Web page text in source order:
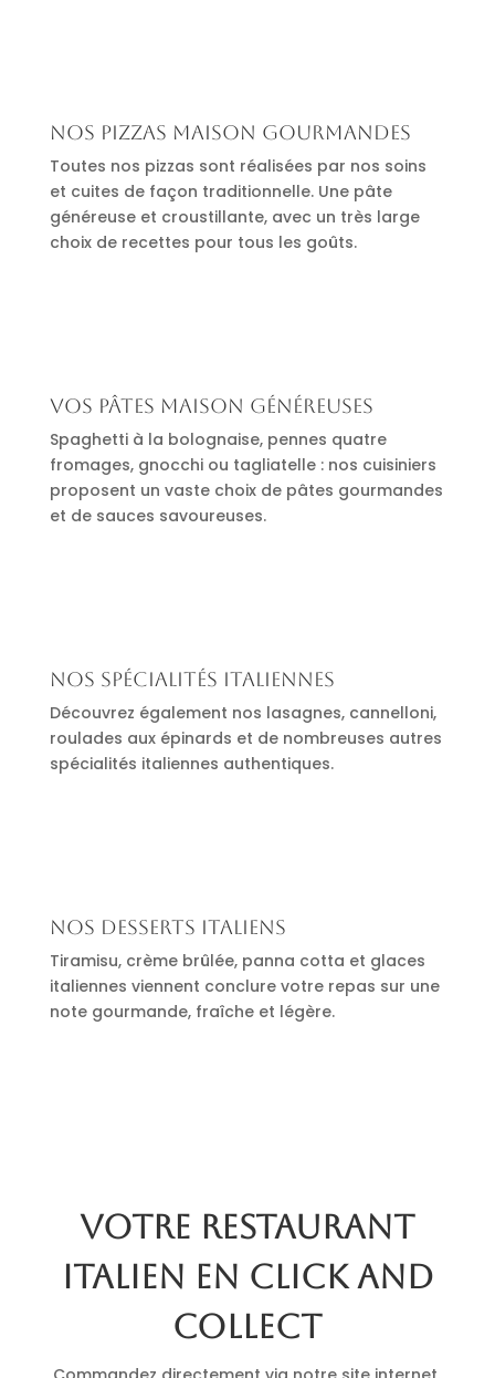
Nos pizzas maison gourmandes
Toutes nos pizzas sont réalisées par nos soins
et cuites de façon traditionnelle. Une pâte
généreuse et croustillante, avec un très large
choix de recettes pour tous les goûts.
Vos pâtes maison généreuses
Spaghetti à la bolognaise, pennes quatre
fromages, gnocchi ou tagliatelle : nos cuisiniers
proposent un vaste choix de pâtes gourmandes
et de sauces savoureuses.
Nos spécialités italiennes
Découvrez également nos lasagnes, cannelloni,
roulades aux épinards et de nombreuses autres
spécialités italiennes authentiques.
Nos desserts italiens
Tiramisu, crème brûlée, panna cotta et glaces
italiennes viennent conclure votre repas sur une
note gourmande, fraîche et légère.
Votre restaurant
italien en click and
collect